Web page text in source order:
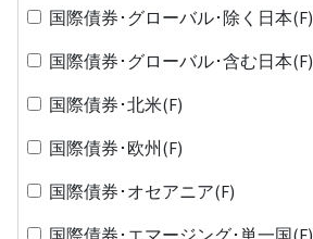
国際債券･グローバル･除く日本(F)
国際債券･グローバル･含む日本(F)
国際債券･北米(F)
国際債券･欧州(F)
国際債券･オセアニア(F)
国際債券･エマージング･単一国(F)